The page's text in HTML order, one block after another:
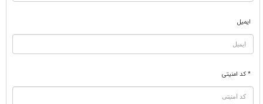
ایمیل
* کد امنیتی